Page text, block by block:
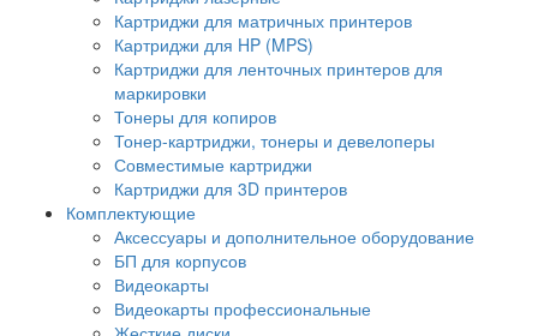
Картриджи для матричных принтеров
Картриджи для HP (MPS)
Картриджи для ленточных принтеров для
маркировки
Тонеры для копиров
Тонер-картриджи, тонеры и девелоперы
Совместимые картриджи
Картриджи для 3D принтеров
Комплектующие
Аксессуары и дополнительное оборудование
БП для корпусов
Видеокарты
Видеокарты профессиональные